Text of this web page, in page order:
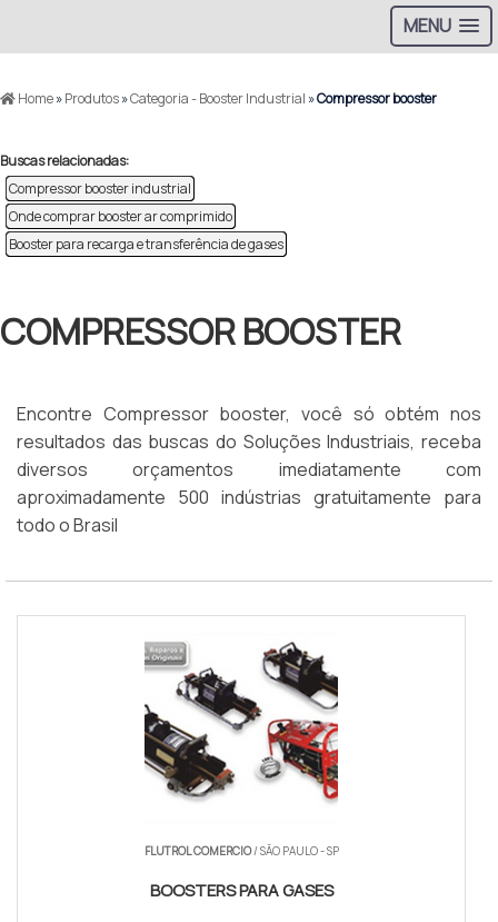
MENU
Home»Produtos»Categoria - Booster Industrial »Compressor booster
Buscas relacionadas:
Compressor booster industrial
Onde comprar booster ar comprimido
Booster para recarga e transferência de gases
COMPRESSOR BOOSTER
Encontre Compressor booster, você só obtém nos
resultados das buscas do Soluções Industriais, receba
diversos orçamentos imediatamente com
aproximadamente 500 indústrias gratuitamente para
todo o Brasil
FLUTROL COMERCIO/ SÃO PAULO - SP
BOOSTERS PARA GASES